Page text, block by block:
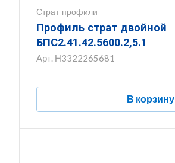
Страт-профили
Профиль страт двойной
БПС2.41.42.5600.2,5.1
Арт. Н3322265681
В корзину